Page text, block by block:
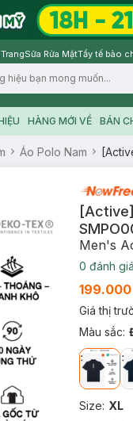
Sữa Rửa MặtTẩy tế bào
HÀNG MỚI VỀ BÁN
Áo Polo Nam
Men's
0 đánh giá
Giá thị
Màu sắc:
Size: XL